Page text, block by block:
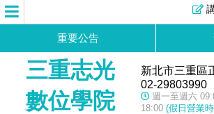
重要公告
三重志光
數位學院
新北市三重區
02-29803990
週一至週六
18:00 (假日營業